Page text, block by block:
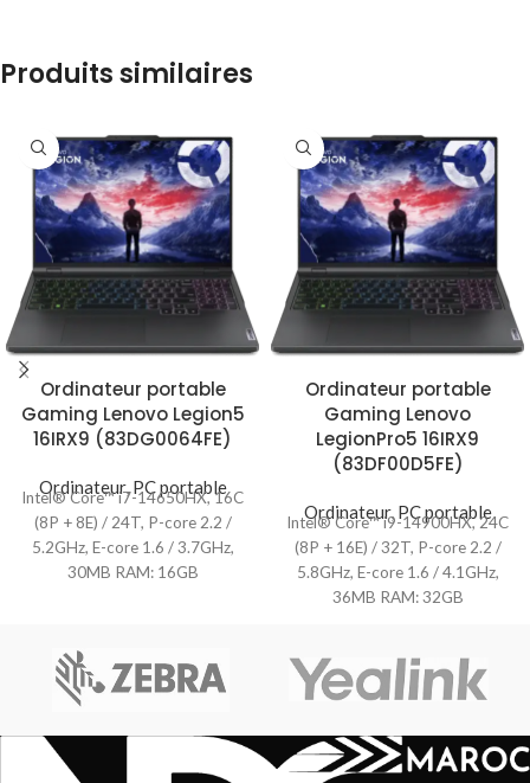
Produits similaires
Ordinateur portable
Gaming Lenovo Legion5
16IRX9 (83DG0064FE)
Ordinateur,PC portable
Intel® Core™ i7-14650HX, 16C
(8P + 8E) / 24T, P-core 2.2 /
5.2GHz, E-core 1.6 / 3.7GHz,
30MB RAM: 16GB
Ordinateur portable
Gaming Lenovo
LegionPro5 16IRX9
(83DF00D5FE)
Ordinateur, PC portable
Intel® Core™ i9-14900HX, 24C
(8P + 16E) / 32T, P-core 2.2 /
5.8GHz, E-core 1.6 / 4.1GHz,
36MB RAM: 32GB